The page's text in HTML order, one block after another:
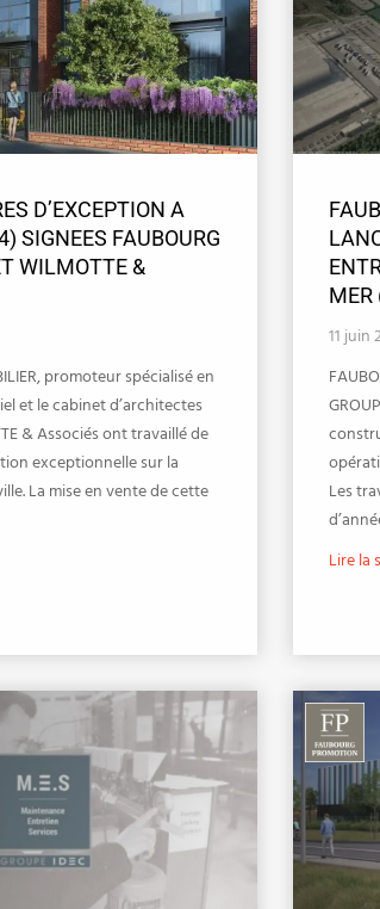
D’EXCEPTION A
SIGNEES FAUBOURG
WILMOTTE &
promoteur spécialisé en
et le cabinet d’architectes
& Associés ont travaillé de
exceptionnelle sur la
La mise en vente de cette
MER
11 juin
Les
Lire la